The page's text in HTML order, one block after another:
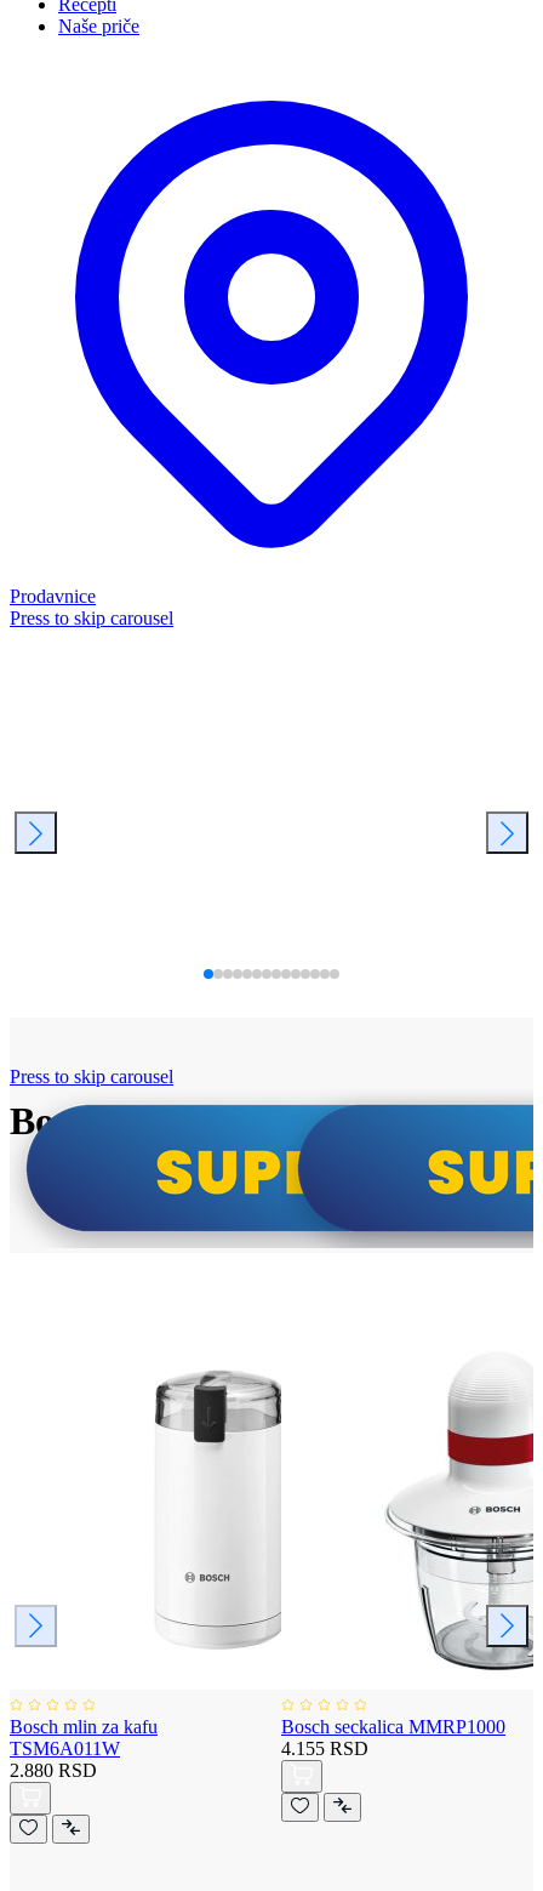
Recepti
Naše priče
Prodavnice
Press to skip carousel
Bosch super cene
Press to skip carousel
Bosch mlin za kafu
TSM6A011W
2.880 RSD
Bosch seckalica MMRP1000
4.155 RSD